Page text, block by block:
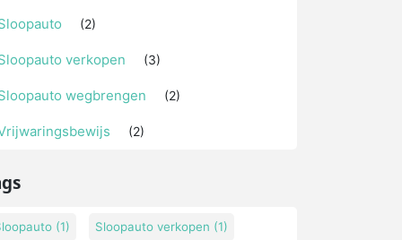
(2)
verkopen (3)
wegbrengen (2)
(2)
(1) Sloopauto verkopen (1)